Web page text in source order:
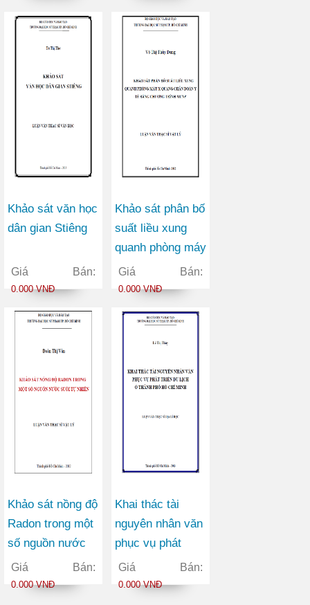
Khảo sát văn học
dân gian Stiêng
Giá Bán:
0.000 VNĐ
Khảo sát phân bố
suất liều xung
quanh phòng máy
X quang chẩn
đoán y tế bằng
MCNP
Giá Bán:
0.000 VNĐ
Khảo sát nồng độ
Radon trong một
số nguồn nước
suối tự nhiên
Giá Bán:
0.000 VNĐ
Khai thác tài
nguyên nhân văn
phục vụ phát
triển du lịch ở
thành phố Hồ Chí
Giá Bán:
0.000 VNĐ